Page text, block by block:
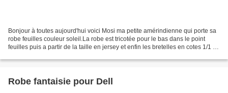
Bonjour à toutes aujourd'hui voici Mosi ma petite amérindienne qui porte sa
robe feuilles couleur soleil.La robe est tricotée pour le bas dans le point
feuilles puis a partir de la taille en jersey et enfin les bretelles en cotes 1/1 et
Robe fantaisie pour Dell